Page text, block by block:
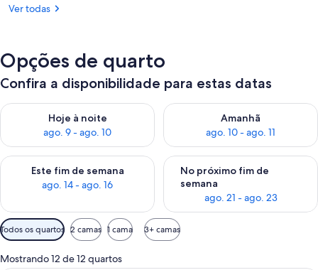
Ver todas
Opções de quarto
Confira a disponibilidade para estas datas
Hoje à noite
ago. 9 - ago. 10
Verifica a disponibilidade para esta noite, ago. 9 - ago. 10
Amanhã
ago. 10 - ago. 11
Verifica a disponibilidade
Este fim de semana
ago. 14 - ago. 16
Verifica a disponibilidade para este fim de semana, ago. 14 -
No próximo fim de
semana
ago. 21 - ago. 23
Verifica a disponibilidade
Filtros
disponíveis
para
Todos os quartos 2 camas 1 cama 3+ camas
Mostrando 12 de 12 quartos